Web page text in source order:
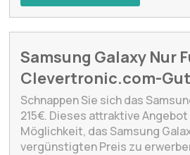
Samsung Galaxy Nur
Clevertronic.com-
Schnappen Sie sich das
215€. Dieses attraktive
Möglichkeit, das Samsung
vergünstigten Preis zu